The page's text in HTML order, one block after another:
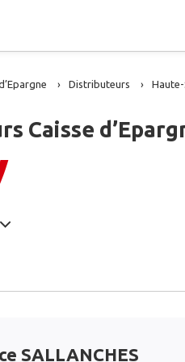
Distributeurs
Caisse
SALLANCHES